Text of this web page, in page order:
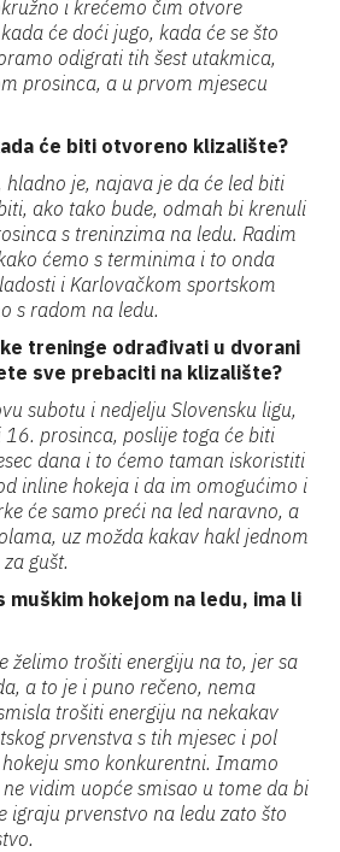
i krećemo čim otvore
će doći jugo, kada će se što
odigrati tih šest utakmica,
prosinca, a u prvom mjesecu
će biti otvoreno klizalište?
hladno je, najava je da će led biti
ako tako bude, odmah bi krenuli
s treninzima na ledu. Radim
ćemo s terminima i to onda
i Karlovačkom sportskom
s radom na ledu.
treninge odrađivati u dvorani
sve prebaciti na klizalište?
subotu i nedjelju Slovensku ligu,
prosinca, poslije toga će biti
dana i to ćemo taman iskoristiti
inline hokeja i da im omogućimo i
će samo preći na led naravno, a
uz možda kakav hakl jednom
gušt.
muškim hokejom na ledu, ima li
želimo trošiti energiju na to, jer sa
a to je i puno rečeno, nema
trošiti energiju na nekakav
prvenstva s tih mjesec i pol
smo konkurentni. Imamo
vidim uopće smisao u tome da bi
igraju prvenstvo na ledu zato što